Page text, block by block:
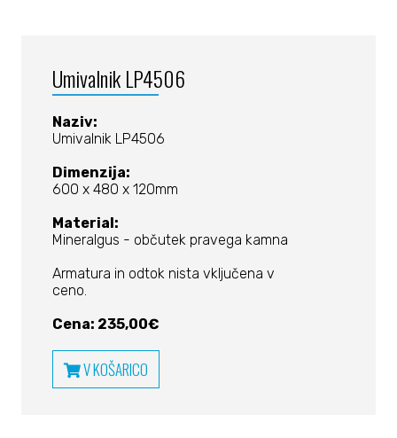
Umivalnik LP4506
Naziv:
Umivalnik LP4506
Dimenzija:
600 x 480 x 120mm
Material:
Mineralgus - občutek pravega kamna
Armatura in odtok nista vključena v
ceno.
Cena: 235,00€
V KOŠARICO